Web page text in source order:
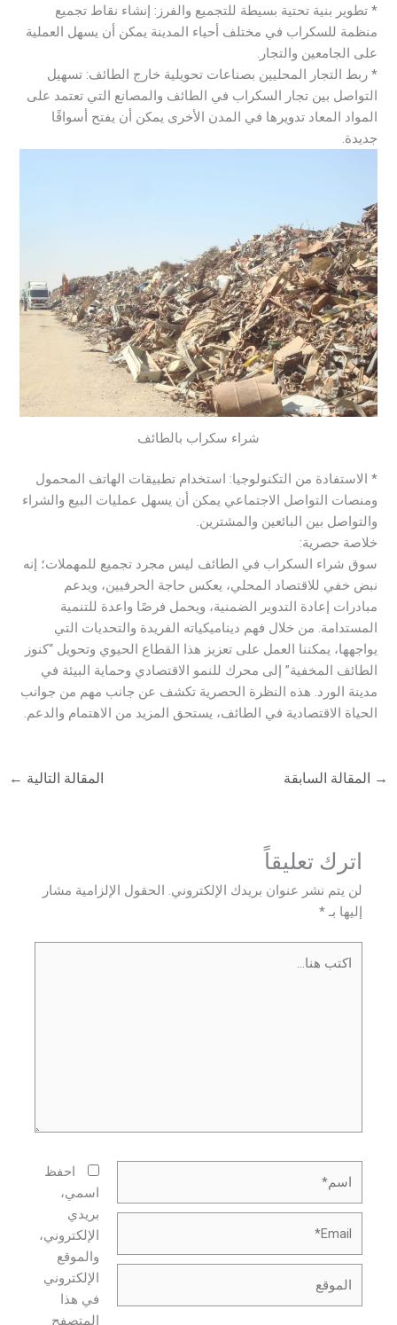
* تطوير بنية تحتية بسيطة للتجميع والفرز: إنشاء نقاط تجميع
منظمة للسكراب في مختلف أحياء المدينة يمكن أن يسهل العملية
على الجامعين والتجار.
* ربط التجار المحليين بصناعات تحويلية خارج الطائف: تسهيل
التواصل بين تجار السكراب في الطائف والمصانع التي تعتمد على
المواد المعاد تدويرها في المدن الأخرى يمكن أن يفتح أسواقًا
جديدة.
شراء سكراب بالطائف
* الاستفادة من التكنولوجيا: استخدام تطبيقات الهاتف المحمول
ومنصات التواصل الاجتماعي يمكن أن يسهل عمليات البيع والشراء
والتواصل بين البائعين والمشترين.
خلاصة حصرية:
سوق شراء السكراب في الطائف ليس مجرد تجميع للمهملات؛ إنه
نبض خفي للاقتصاد المحلي، يعكس حاجة الحرفيين، ويدعم
مبادرات إعادة التدوير الضمنية، ويحمل فرصًا واعدة للتنمية
المستدامة. من خلال فهم ديناميكياته الفريدة والتحديات التي
يواجهها، يمكننا العمل على تعزيز هذا القطاع الحيوي وتحويل “كنوز
الطائف المخفية” إلى محرك للنمو الاقتصادي وحماية البيئة في
مدينة الورد. هذه النظرة الحصرية تكشف عن جانب مهم من جوانب
الحياة الاقتصادية في الطائف، يستحق المزيد من الاهتمام والدعم.
→ المقالة السابقة المقالة التالية ←
اترك تعليقاً
لن يتم نشر عنوان بريدك الإلكتروني. الحقول الإلزامية مشار
إليها بـ*
هنا...
احفظ
اسمي،
بريدي
الإلكتروني،
والموقع
الإلكتروني
في هذا
المتصفح